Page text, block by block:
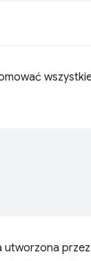
utworzona